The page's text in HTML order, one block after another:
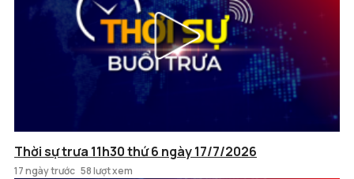
Thời sự trưa 11h30 thứ 6 ngày 17/7/2026
17 ngày trước 58 lượt xem